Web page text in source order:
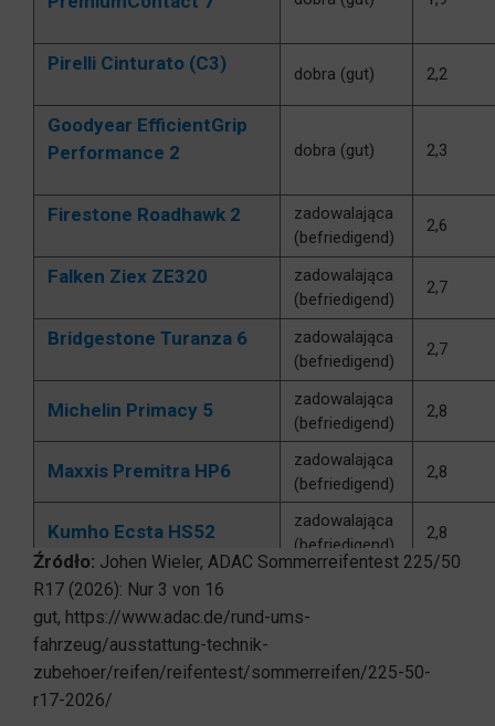
Pirelli Cinturato (C3) dobra (gut) 2,2
Goodyear EfficientGrip
Performance 2
dobra (gut) 2,3
Firestone Roadhawk 2
zadowalająca
(befriedigend)
2,6
Falken Ziex ZE320
zadowalająca
(befriedigend)
2,7
Bridgestone Turanza 6
zadowalająca
(befriedigend)
2,7
Michelin Primacy 5
zadowalająca
(befriedigend)
2,8
Maxxis Premitra HP6
zadowalająca
(befriedigend)
2,8
Kumho Ecsta HS52
zadowalająca
(befriedigend)
2,8
BFGoodrich Adventage
Hankook Ventus Prime4
(befriedigend)
Vredestein Ultrac+
Źródło: Johen Wieler, ADAC Sommerreifentest 225/50
R17 (2026): Nur 3 von 16
gut, https://www.adac.de/rund-ums-
fahrzeug/ausstattung-technik-
zubehoer/reifen/reifentest/sommerreifen/225-50-
r17-2026/